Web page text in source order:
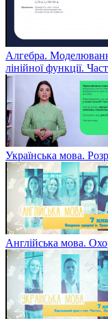
Алгебра.
лінійної функції.
Українська мова.
Англійська мова.